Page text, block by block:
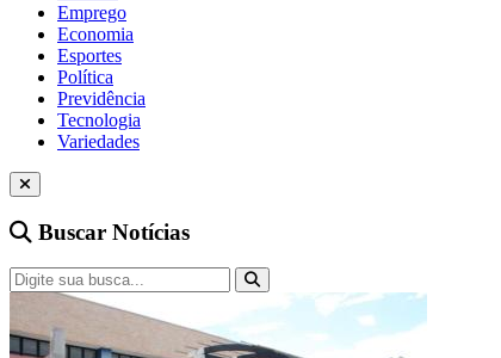
Emprego
Economia
Esportes
Política
Previdência
Tecnologia
Variedades
Buscar Notícias